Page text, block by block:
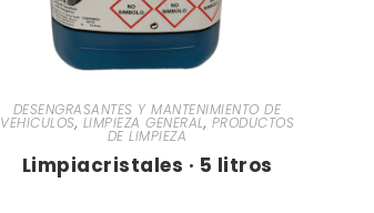
DESENGRASANTES Y MANTENIMIENTO DE
VEHICULOS, LIMPIEZA GENERAL, PRODUCTOS
DE LIMPIEZA
Limpiacristales · 5 litros